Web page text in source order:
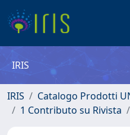
IRIS
IRIS
Catalogo Prodotti
1 Contributo su Rivista